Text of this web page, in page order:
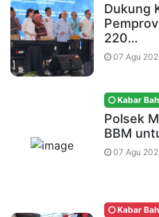
Dukung
220…
07 Agu
Kabar
Polsek
BBM
07 Agu
Kabar